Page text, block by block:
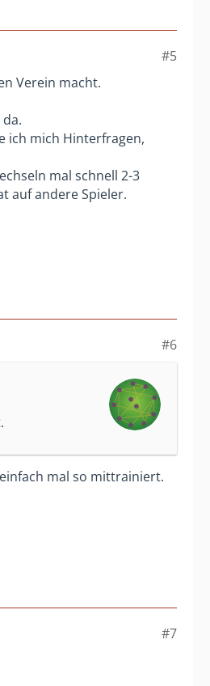
#5
Verein macht.
ich mich Hinterfragen,
mal schnell 2-3
auf andere Spieler.
#6
mal so mittrainiert.
#7